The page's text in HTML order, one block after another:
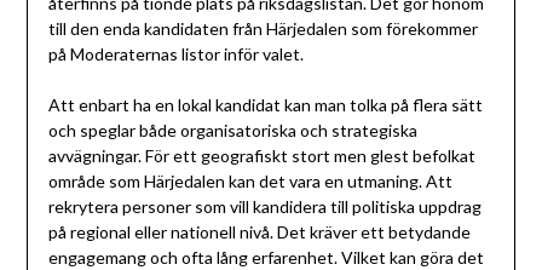
till den enda kandidaten från Härjedalen som förekommer
på Moderaternas listor inför valet.
Att enbart ha en lokal kandidat kan man tolka på flera sätt
och speglar både organisatoriska och strategiska
avvägningar. För ett geografiskt stort men glest befolkat
område som Härjedalen kan det vara en utmaning. Att
rekrytera personer som vill kandidera till politiska uppdrag
på regional eller nationell nivå. Det kräver ett betydande
engagemang och ofta lång erfarenhet. Vilket kan göra det